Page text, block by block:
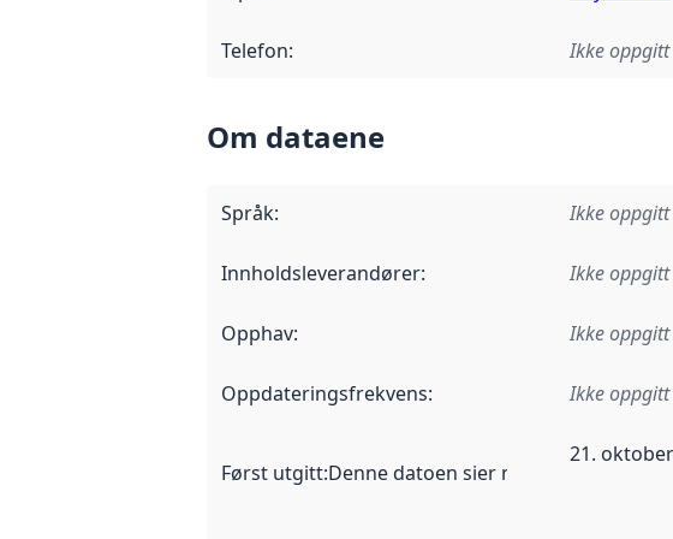
Telefon: Ikke oppgitt
Om dataene
Språk: Ikke oppgitt
Innholdsleverandører: Ikke oppgitt
Opphav: Ikke oppgitt
Oppdateringsfrekvens: Ikke oppgitt
Først utgitt:Denne datoen sier når dataene i
21.